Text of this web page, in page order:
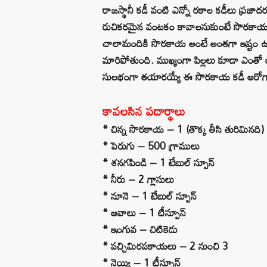
రాజస్థానీ కడీ వంటి ఎన్నో రకాల కడీలు
రుచికరమైన వంటకం కావాలనుకుంటే
చాలామందికి సొరకాయ అంటే అంతగా ఇష్టం
మారిపోతుంది. ముఖ్యంగా పిల్లలు కూడా
సులభంగా తయారయ్యే ఈ సొరకాయ కడీ
కావలసిన పదార్థాలు
* చిన్న సొరకాయ – 1 (తొక్క తీసి తురిమినది)
* పెరుగు – 500 గ్రాములు
* శనగపిండి – 1 టేబుల్ స్పూన్
* నీరు – 2 గ్లాసులు
* నూనె – 1 టేబుల్ స్పూన్
* ఆవాలు – 1 టీస్పూన్
* ఇంగువ – చిటికెడు
* పచ్చిమిరపకాయలు – 2 నుంచి 3
* నెయ్యి – 1 టీస్పూన్